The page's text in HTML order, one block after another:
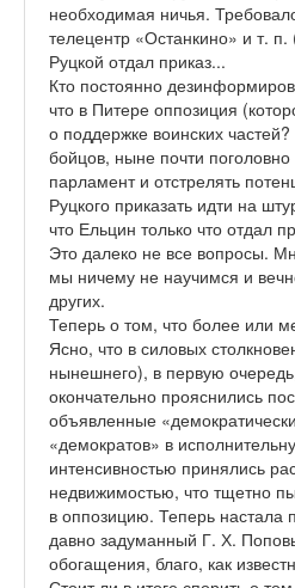
необходимая ничья.
телецентр «Останкино» и т.
Руцкой отдал приказ...
Кто постоянно
что в Питере оппозиция
о поддержке воинских
бойцов, ныне почти
парламент и отстрелять
Руцкого приказать идти на
что Ельцин только что отдал
Это далеко не все вопросы.
мы ничему не научимся и
других.
Теперь о том, что более или
Ясно, что в силовых
нынешнего), в первую
окончательно прояснились
объявленные
«демократов» в
интенсивностью принялись
недвижимостью, что тщетно
в оппозицию. Теперь
давно задуманный Г. Х.
обогащения, благо, как